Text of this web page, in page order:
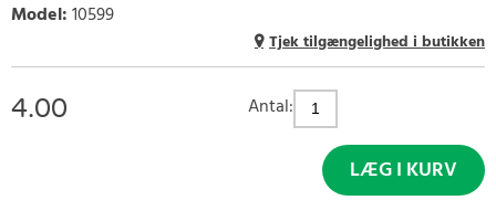
Model:10599
Tjek tilgængelighed i butikken
4.00 Antal:
LÆG I KURV